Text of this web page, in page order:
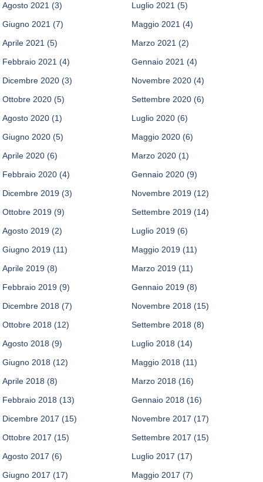
Agosto 2021 (3) Luglio 2021 (5)
Giugno 2021 (7) Maggio 2021 (4)
Aprile 2021 (5) Marzo 2021 (2)
Febbraio 2021 (4) Gennaio 2021 (4)
Dicembre 2020 (3) Novembre 2020 (4)
Ottobre 2020 (5) Settembre 2020 (6)
Agosto 2020 (1) Luglio 2020 (6)
Giugno 2020 (5) Maggio 2020 (6)
Aprile 2020 (6) Marzo 2020 (1)
Febbraio 2020 (4) Gennaio 2020 (9)
Dicembre 2019 (3) Novembre 2019 (12)
Ottobre 2019 (9) Settembre 2019 (14)
Agosto 2019 (2) Luglio 2019 (6)
Giugno 2019 (11) Maggio 2019 (11)
Aprile 2019 (8) Marzo 2019 (11)
Febbraio 2019 (9) Gennaio 2019 (8)
Dicembre 2018 (7) Novembre 2018 (15)
Ottobre 2018 (12) Settembre 2018 (8)
Agosto 2018 (9) Luglio 2018 (14)
Giugno 2018 (12) Maggio 2018 (11)
Aprile 2018 (8) Marzo 2018 (16)
Febbraio 2018 (13) Gennaio 2018 (16)
Dicembre 2017 (15) Novembre 2017 (17)
Ottobre 2017 (15) Settembre 2017 (15)
Agosto 2017 (6) Luglio 2017 (17)
Giugno 2017 (17) Maggio 2017 (7)